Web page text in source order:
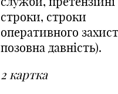
строки, строки
оперативного
позовна давність).
2 картка